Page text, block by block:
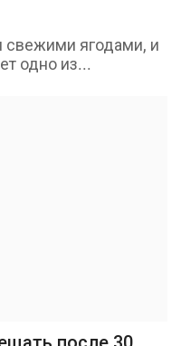
свежими ягодами, и
одно из...